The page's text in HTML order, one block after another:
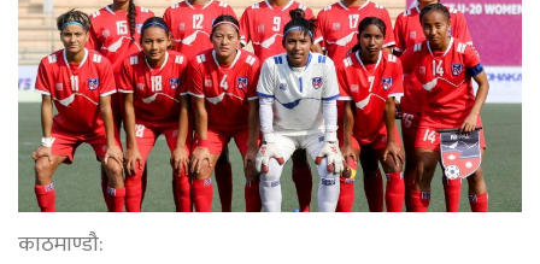
काठमाण्डौ: